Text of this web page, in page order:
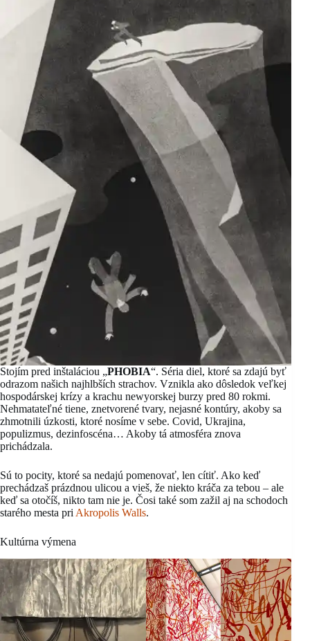
Stojím pred inštaláciou „PHOBIA“. Séria diel, ktoré sa zdajú byť
odrazom našich najhlbších strachov. Vznikla ako dôsledok veľkej
hospodárskej krízy a krachu newyorskej burzy pred 80 rokmi.
Nehmatateľné tiene, znetvorené tvary, nejasné kontúry, akoby sa
zhmotnili úzkosti, ktoré nosíme v sebe. Covid, Ukrajina,
populizmus, dezinfoscéna… Akoby tá atmosféra znova
prichádzala.
Sú to pocity, ktoré sa nedajú pomenovať, len cítiť. Ako keď
prechádzaš prázdnou ulicou a vieš, že niekto kráča za tebou – ale
keď sa otočíš, nikto tam nie je. Čosi také som zažil aj na schodoch
starého mesta pri Akropolis Walls.
Kultúrna výmena